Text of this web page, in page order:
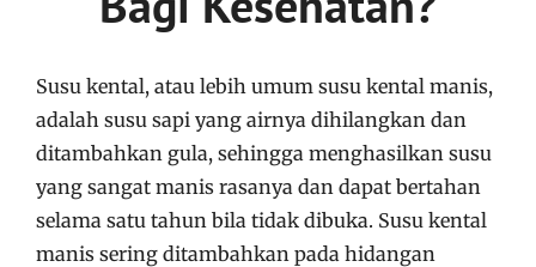
Susu kental, atau lebih umum susu kental manis,
adalah susu sapi yang airnya dihilangkan dan
ditambahkan gula, sehingga menghasilkan susu
yang sangat manis rasanya dan dapat bertahan
selama satu tahun bila tidak dibuka. Susu kental
manis sering ditambahkan pada hidangan